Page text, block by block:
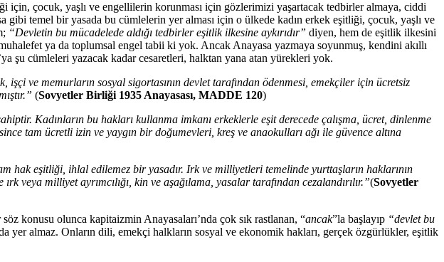
çocuk, yaşlı ve engellilerin korunması için gözlerimizi yaşartacak tedbirler almaya, ciddi
gibi temel bir yasada bu cümlelerin yer alması için o ülkede kadın erkek eşitliği, çocuk, yaşlı ve
“Devletin bu mücadelede aldığı tedbirler eşitlik ilkesine aykırıdır” diyen, hem de eşitlik ilkesini
ya da toplumsal engel tabii ki yok. Ancak Anayasa yazmaya soyunmuş, kendini akıllı
şu cümleleri yazacak kadar cesaretleri, halktan yana atan yürekleri yok.
işçi ve memurların sosyal sigortasının devlet tarafından ödenmesi, emekçiler için ücretsiz
(Sovyetler Birliği 1935 Anayasası, MADDE 120)
Kadınların bu hakları kullanma imkanı erkeklerle eşit derecede çalışma, ücret, dinlenme
tam ücretli izin ve yaygın bir doğumevleri, kreş ve anaokulları ağı ile güvence altına
hak eşitliği, ihlal edilemez bir yasadır. Irk ve milliyetleri temelinde yurttaşların haklarının
veya milliyet ayrımcılığı, kin ve aşağılama, yasalar tarafından cezalandırılır.”(Sovyetler
konusu olunca kapitaizmin Anayasaları’nda çok sık rastlanan, “ancak”la başlayıp “devlet bu
yer almaz. Onların dili, emekçi halkların sosyal ve ekonomik hakları, gerçek özgürlükler, eşitlik